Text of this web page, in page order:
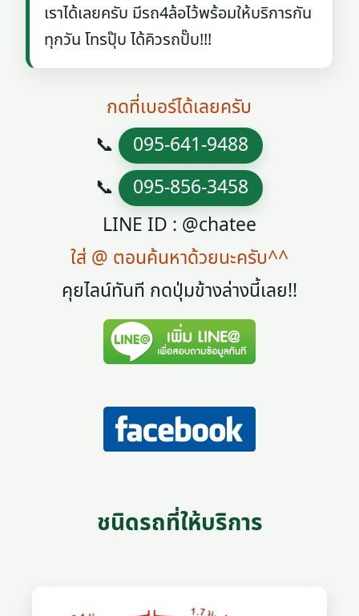
เราได้เลยครับ มีรถ4ล้อไว้พร้อมให้บริการกัน
ทุกวัน โทรปุ๊บ ได้คิวรถปั๊บ!!!
กดที่เบอร์ได้เลยครับ
📞 095-641-9488
📞 095-856-3458
LINE ID : @chatee
ใส่ @ ตอนค้นหาด้วยนะครับ^^
คุยไลน์ทันที กดปุ่มข้างล่างนี้เลย!!
ชนิดรถที่ให้บริการ